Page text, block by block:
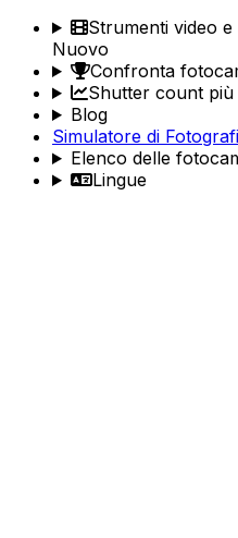
Strumenti video e
Nuovo
Confronta
Shutter count più
Blog
Simulatore di
Elenco delle
Lingue